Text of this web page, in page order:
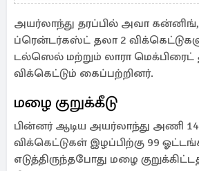
அயர்லாந்து தரப்பில் அவா
ப்ரென்டர்கஸ்ட் தலா 2
டல்ஸெல் மற்றும் லாரா மெக்பிரைட்
விக்கெட்டும் கைப்பற்றினர்.
மழை குறுக்கீடு
பின்னர் ஆடிய அயர்லாந்து அணி
விக்கெட்டுகள் இழப்பிற்கு 99
எடுத்திருந்தபோது மழை